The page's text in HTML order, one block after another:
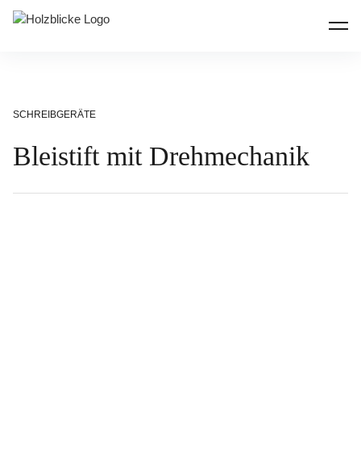
Inhalte
überspringen
Holzblicke
SCHREIBGERÄTE
Bleistift mit Drehmechanik